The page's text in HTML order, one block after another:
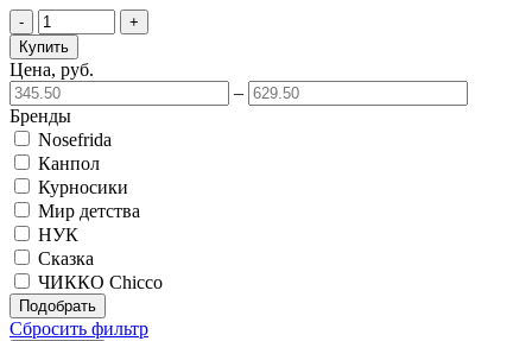
-
+
Купить
Цена, руб.
–
Бренды
Nosefrida
Канпол
Курносики
Мир детства
НУК
Сказка
ЧИККО Chicco
Подобрать
Сбросить фильтр